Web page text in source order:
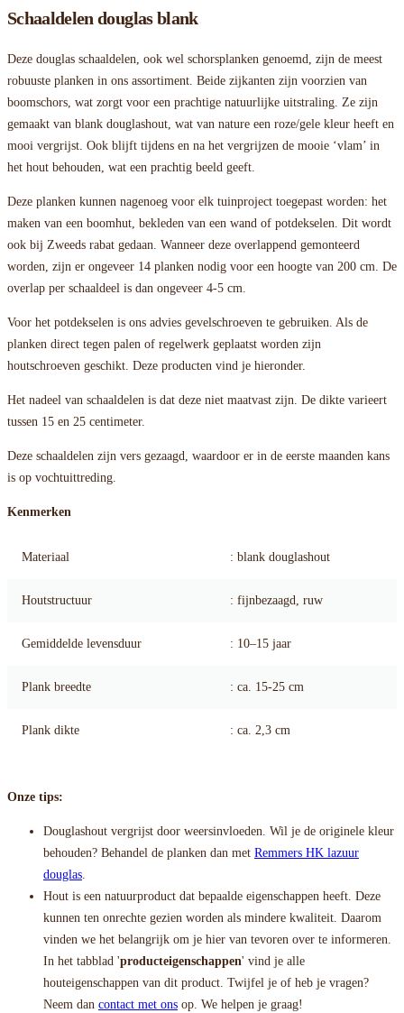
Schaaldelen douglas blank
Deze douglas schaaldelen, ook wel schorsplanken genoemd, zijn de meest
robuuste planken in ons assortiment. Beide zijkanten zijn voorzien van
boomschors, wat zorgt voor een prachtige natuurlijke uitstraling. Ze zijn
gemaakt van blank douglashout, wat van nature een roze/gele kleur heeft en
mooi vergrijst. Ook blijft tijdens en na het vergrijzen de mooie ‘vlam’ in
het hout behouden, wat een prachtig beeld geeft.
Deze planken kunnen nagenoeg voor elk tuinproject toegepast worden: het
maken van een boomhut, bekleden van een wand of potdekselen. Dit wordt
ook bij Zweeds rabat gedaan. Wanneer deze overlappend gemonteerd
worden, zijn er ongeveer 14 planken nodig voor een hoogte van 200 cm. De
overlap per schaaldeel is dan ongeveer 4-5 cm.
Voor het potdekselen is ons advies gevelschroeven te gebruiken. Als de
planken direct tegen palen of regelwerk geplaatst worden zijn
houtschroeven geschikt. Deze producten vind je hieronder.
Het nadeel van schaaldelen is dat deze niet maatvast zijn. De dikte varieert
tussen 15 en 25 centimeter.
Deze schaaldelen zijn vers gezaagd, waardoor er in de eerste maanden kans
is op vochtuittreding.
Kenmerken
Materiaal : blank douglashout
Houtstructuur : fijnbezaagd, ruw
Gemiddelde levensduur : 10–15 jaar
Plank breedte : ca. 15-25 cm
Plank dikte : ca. 2,3 cm
Onze tips:
Douglashout vergrijst door weersinvloeden. Wil je de originele kleur
behouden? Behandel de planken dan met Remmers HK lazuur
douglas.
Hout is een natuurproduct dat bepaalde eigenschappen heeft. Deze
kunnen ten onrechte gezien worden als mindere kwaliteit. Daarom
vinden we het belangrijk om je hier van tevoren over te informeren.
In het tabblad 'producteigenschappen' vind je alle
houteigenschappen van dit product. Twijfel je of heb je vragen?
Neem dan contact met ons op. We helpen je graag!